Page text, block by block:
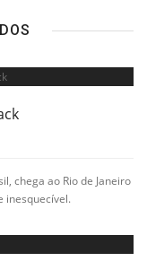
chega ao Rio de Janeiro
inesquecível.